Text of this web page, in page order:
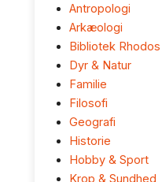
Antropologi
Arkæologi
Bibliotek Rhodos
Dyr & Natur
Familie
Filosofi
Geografi
Historie
Hobby & Sport
Krop & Sundhed